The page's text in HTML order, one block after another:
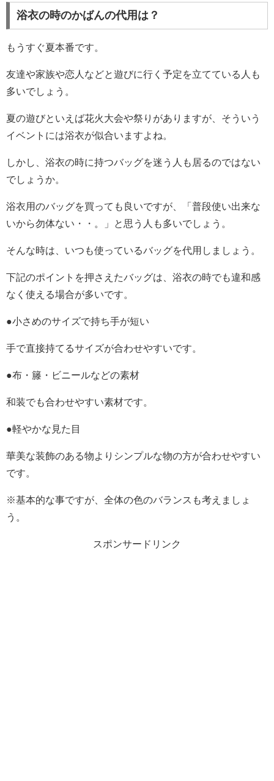
浴衣の時のかばんの代用は？
もうすぐ夏本番です。
友達や家族や恋人などと遊びに行く予定を立てている人も
多いでしょう。
夏の遊びといえば花火大会や祭りがありますが、そういう
イベントには浴衣が似合いますよね。
しかし、浴衣の時に持つバッグを迷う人も居るのではない
でしょうか。
浴衣用のバッグを買っても良いですが、「普段使い出来な
いから勿体ない・・。」と思う人も多いでしょう。
そんな時は、いつも使っているバッグを代用しましょう。
下記のポイントを押さえたバッグは、浴衣の時でも違和感
なく使える場合が多いです。
●小さめのサイズで持ち手が短い
手で直接持てるサイズが合わせやすいです。
●布・籐・ビニールなどの素材
和装でも合わせやすい素材です。
●軽やかな見た目
華美な装飾のある物よりシンプルな物の方が合わせやすい
です。
※基本的な事ですが、全体の色のバランスも考えましょ
う。
スポンサードリンク